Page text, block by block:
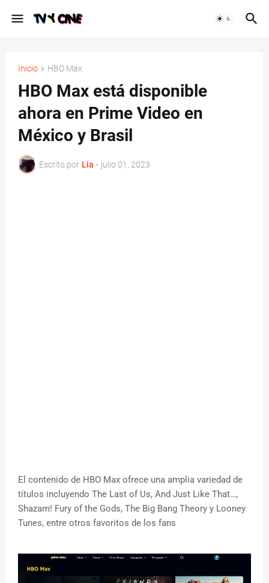
Inicio HBO Max
HBO Max está disponible
ahora en Prime Video en
México y Brasil
Escrito por Lia - julio 01, 2023
El contenido de HBO Max ofrece una amplia variedad de
títulos incluyendo The Last of Us, And Just Like That…,
Shazam! Fury of the Gods, The Big Bang Theory y Looney
Tunes, entre otros favoritos de los fans